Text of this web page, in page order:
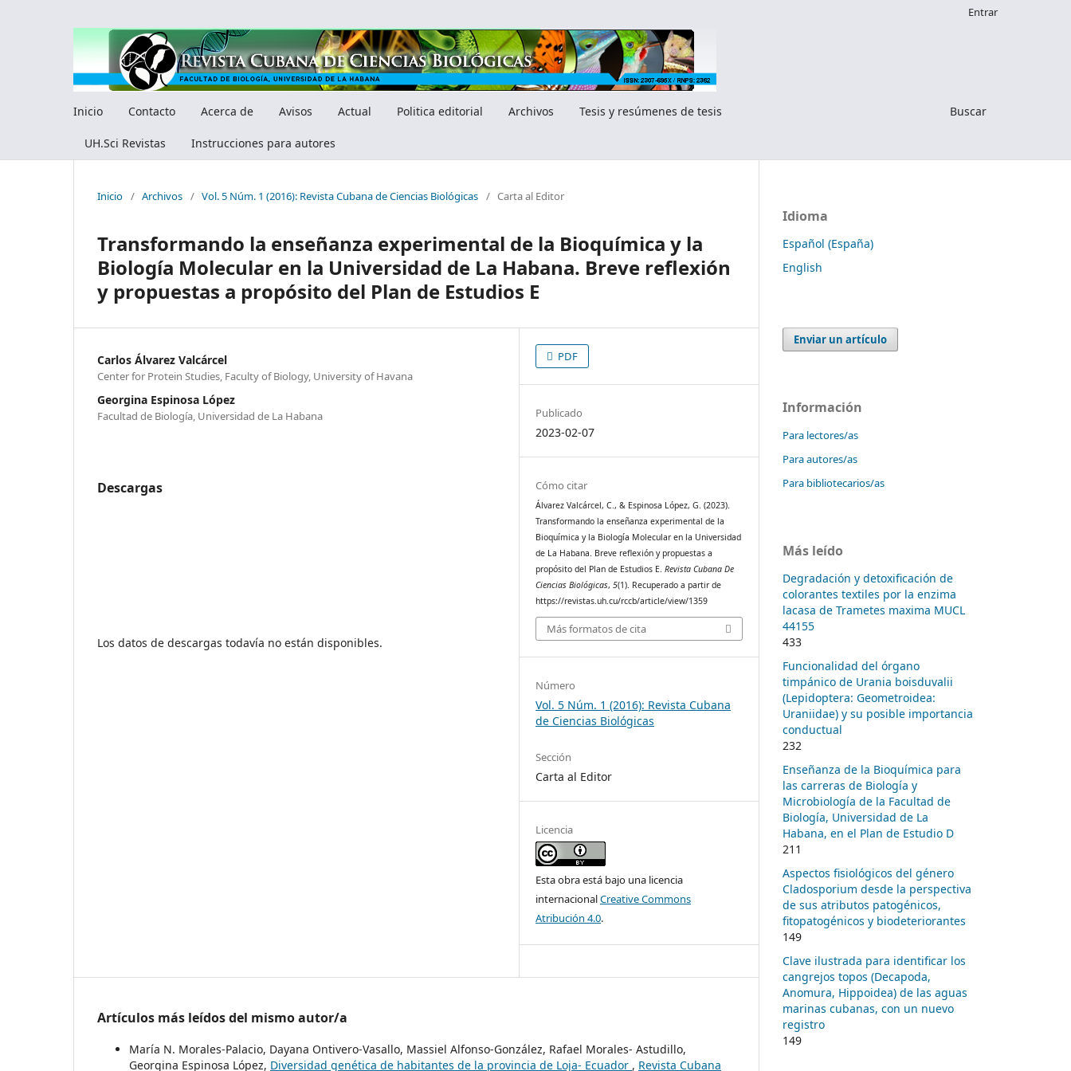
Inicio Contacto Acerca de Avisos Actual Politica editorial Archivos Tesis y resúmenes de tesis
UH.Sci Revistas Instrucciones para autores
Buscar
Entrar
Inicio / Archivos / Vol. 5 Núm. 1 (2016): Revista Cubana de Ciencias Biológicas / Carta al Editor
Transformando la enseñanza experimental de la Bioquímica y la
Biología Molecular en la Universidad de La Habana. Breve reflexión
y propuestas a propósito del Plan de Estudios E
Carlos Álvarez Valcárcel
Center for Protein Studies, Faculty of Biology, University of Havana
Georgina Espinosa López
Facultad de Biología, Universidad de La Habana
Descargas
Los datos de descargas todavía no están disponibles.
PDF
Publicado
2023-02-07
Cómo citar
Álvarez Valcárcel, C., & Espinosa López, G. (2023).
Transformando la enseñanza experimental de la
Bioquímica y la Biología Molecular en la Universidad
de La Habana. Breve reflexión y propuestas a
propósito del Plan de Estudios E.Revista Cubana De
Ciencias Biológicas,5(1). Recuperado a partir de
https://revistas.uh.cu/rccb/article/view/1359
Más formatos de cita
Número
Vol. 5 Núm. 1 (2016): Revista Cubana
de Ciencias Biológicas
Sección
Carta al Editor
Licencia
Esta obra está bajo una licencia
internacionalCreative Commons
Atribución 4.0.
Artículos más leídos del mismo autor/a
María N. Morales-Palacio, Dayana Ontivero-Vasallo, Massiel Alfonso-González, Rafael Morales- Astudillo,
Georgina Espinosa López, Diversidad genética de habitantes de la provincia de Loja- Ecuador , Revista Cubana
Idioma
Español (España)
English
Enviar un artículo
Información
Para lectores/as
Para autores/as
Para bibliotecarios/as
Más leído
Degradación y detoxificación de
colorantes textiles por la enzima
lacasa de Trametes maxima MUCL
44155
433
Funcionalidad del órgano
timpánico de Urania boisduvalii
(Lepidoptera: Geometroidea:
Uraniidae) y su posible importancia
conductual
232
Enseñanza de la Bioquímica para
las carreras de Biología y
Microbiología de la Facultad de
Biología, Universidad de La
Habana, en el Plan de Estudio D
211
Aspectos fisiológicos del género
Cladosporium desde la perspectiva
de sus atributos patogénicos,
fitopatogénicos y biodeteriorantes
149
Clave ilustrada para identificar los
cangrejos topos (Decapoda,
Anomura, Hippoidea) de las aguas
marinas cubanas, con un nuevo
registro
149